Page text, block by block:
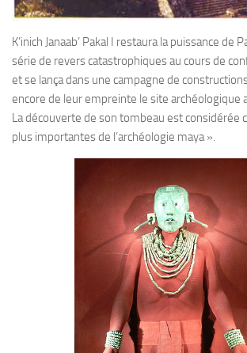
K’inich Janaab’ Pakal I restaura la puissance de
série de revers catastrophiques au cours de
et se lança dans une campagne de
encore de leur empreinte le site archéologique
La découverte de son tombeau est considérée
plus importantes de l’archéologie maya ».